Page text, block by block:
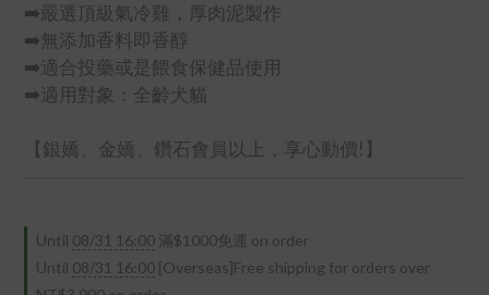
➡️嚴選頂級氣冷雞，厚肉泥製作
➡️無添加香料即香醇
➡️適合投藥或是餵食保健品使用
➡️適用對象：全齡犬貓
【銀嬌、金嬌、鑽石會員以上，享心動價!】
Until 08/31 16:00 滿$1000免運 on order
Until 08/31 16:00 [Overseas]Free shipping for orders over